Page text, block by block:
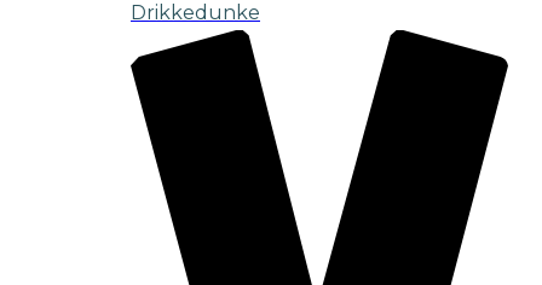
Drikkedunke